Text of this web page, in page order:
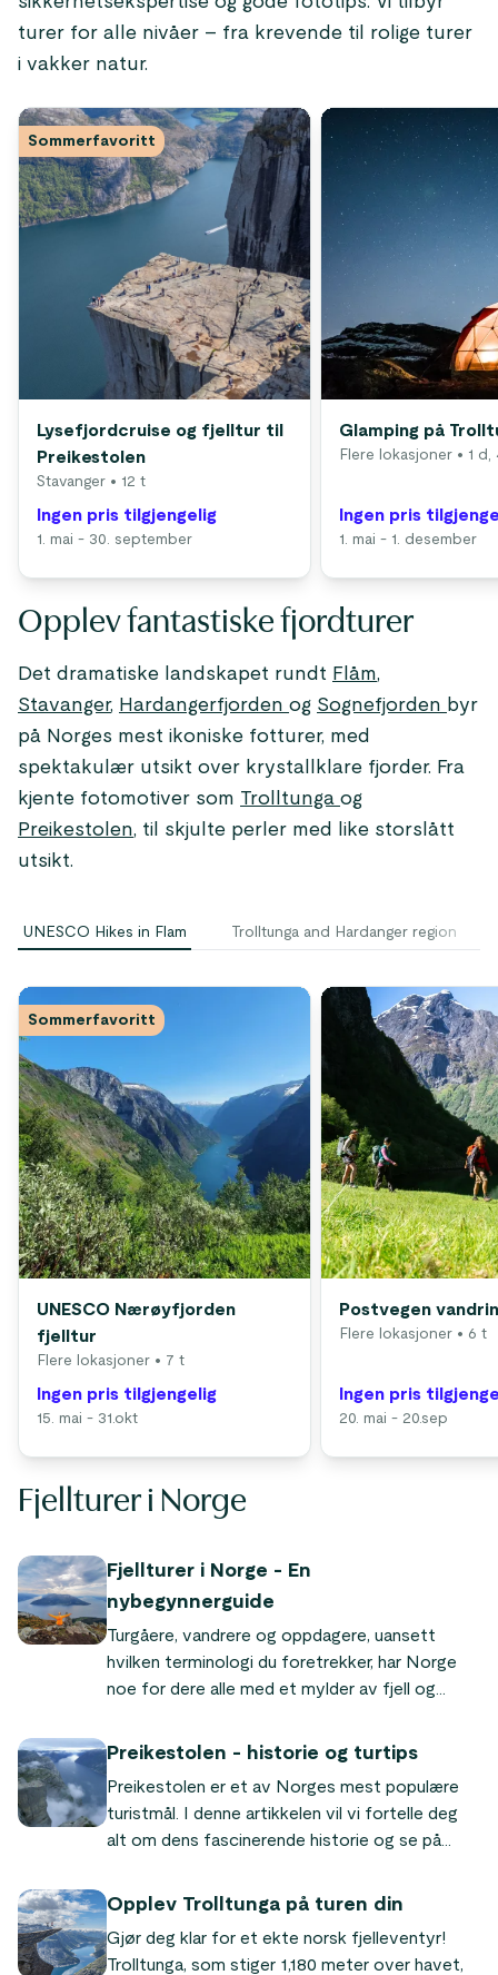
turer for alle nivåer – fra krevende til rolige turer
i vakker natur.
Sommerfavoritt
Lysefjordcruise og fjelltur til
Preikestolen
Stavanger • 12 t
Ingen pris tilgjengelig
1. mai - 30. september
Glamping på
Flere lokasjoner • 1 d,
Ingen pris
1. mai - 1. desember
Opplev fantastiske fjordturer
Det dramatiske landskapet rundt Flåm,
Stavanger, Hardangerfjorden og Sognefjorden byr
på Norges mest ikoniske fotturer, med
spektakulær utsikt over krystallklare fjorder. Fra
kjente fotomotiver som Trolltunga og
Preikestolen, til skjulte perler med like storslått
utsikt.
UNESCO Hikes in Flam Trolltunga and Hardanger region
Sommerfavoritt
UNESCO Nærøyfjorden
fjelltur
Flere lokasjoner • 7 t
Ingen pris tilgjengelig
15. mai - 31.okt
Postvegen
Flere lokasjoner • 6 t
Ingen pris
20. mai - 20.sep
Fjellturer i Norge
Fjellturer i Norge - En
nybegynnerguide
Turgåere, vandrere og oppdagere, uansett
hvilken terminologi du foretrekker, har Norge
noe for dere alle med et mylder av fjell og
Preikestolen - historie og turtips
Preikestolen er et av Norges mest populære
turistmål. I denne artikkelen vil vi fortelle deg
alt om dens fascinerende historie og se på
fortsetter å tiltrekke seg besøkende fra nær
Opplev Trolltunga på turen din
Gjør deg klar for et ekte norsk fjelleventyr!
Trolltunga, som stiger 1,180 meter over havet,